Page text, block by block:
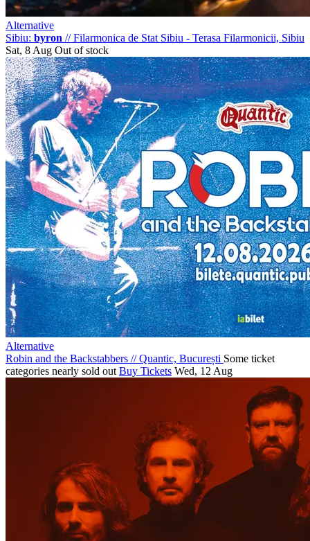
Alternative
Sibiu: byron //Filarmonica de Stat Sibiu - Terasa Filarmonicii, Sibiu
Sat, 8 Aug Out of stock
Alternative
Robin and the Backstabbers //Quantic, București Some ticket
categories nearly sold out Buy Tickets Wed, 12 Aug